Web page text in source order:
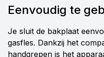
Eenvoudig te
Je sluit de bakplaat
gasfles. Dankzij het
handgrepen is het